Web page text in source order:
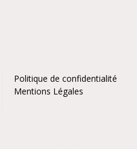
Politique de confidentialité
Mentions Légales